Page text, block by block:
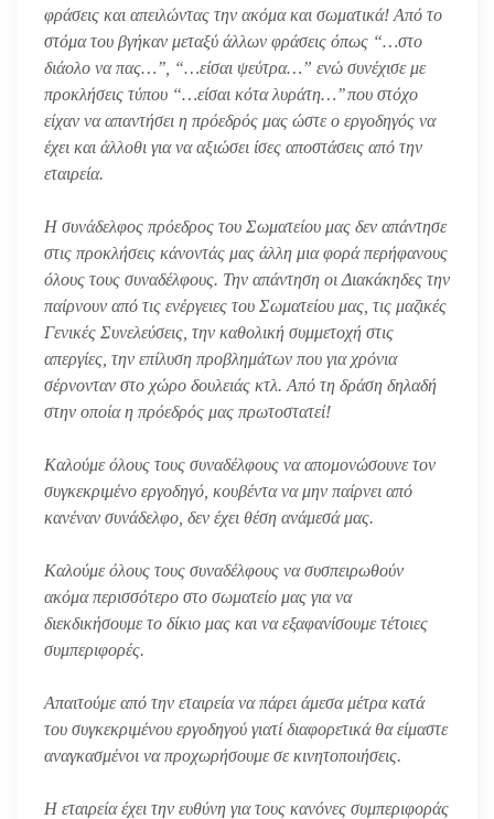
φράσεις και απειλώντας την ακόμα και σωματικά! Από το
στόμα του βγήκαν μεταξύ άλλων φράσεις όπως “…στο
διάολο να πας…’’, “…είσαι ψεύτρα…” ενώ συνέχισε με
προκλήσεις τύπου “…είσαι κότα λυράτη…’’ που στόχο
είχαν να απαντήσει η πρόεδρός μας ώστε ο εργοδηγός να
έχει και άλλοθι για να αξιώσει ίσες αποστάσεις από την
εταιρεία.
Η συνάδελφος πρόεδρος του Σωματείου μας δεν απάντησε
στις προκλήσεις κάνοντάς μας άλλη μια φορά περήφανους
όλους τους συναδέλφους. Την απάντηση οι Διακάκηδες την
παίρνουν από τις ενέργειες του Σωματείου μας, τις μαζικές
Γενικές Συνελεύσεις, την καθολική συμμετοχή στις
απεργίες, την επίλυση προβλημάτων που για χρόνια
σέρνονταν στο χώρο δουλειάς κτλ. Από τη δράση δηλαδή
στην οποία η πρόεδρός μας πρωτοστατεί!
Καλούμε όλους τους συναδέλφους να απομονώσουνε τον
συγκεκριμένο εργοδηγό, κουβέντα να μην παίρνει από
κανέναν συνάδελφο, δεν έχει θέση ανάμεσά μας.
Καλούμε όλους τους συναδέλφους να συσπειρωθούν
ακόμα περισσότερο στο σωματείο μας για να
διεκδικήσουμε το δίκιο μας και να εξαφανίσουμε τέτοιες
συμπεριφορές.
Απαιτούμε από την εταιρεία να πάρει άμεσα μέτρα κατά
του συγκεκριμένου εργοδηγού γιατί διαφορετικά θα είμαστε
αναγκασμένοι να προχωρήσουμε σε κινητοποιήσεις.
Η εταιρεία έχει την ευθύνη για τους κανόνες συμπεριφοράς